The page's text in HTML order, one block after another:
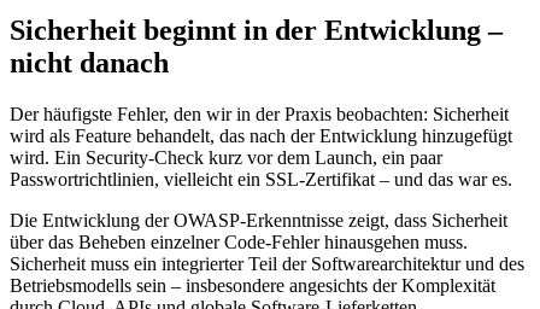
Sicherheit beginnt in der Entwicklung –
nicht danach
Der häufigste Fehler, den wir in der Praxis beobachten: Sicherheit
wird als Feature behandelt, das nach der Entwicklung hinzugefügt
wird. Ein Security-Check kurz vor dem Launch, ein paar
Passwortrichtlinien, vielleicht ein SSL-Zertifikat – und das war es.
Die Entwicklung der OWASP-Erkenntnisse zeigt, dass Sicherheit
über das Beheben einzelner Code-Fehler hinausgehen muss.
Sicherheit muss ein integrierter Teil der Softwarearchitektur und des
Betriebsmodells sein – insbesondere angesichts der Komplexität